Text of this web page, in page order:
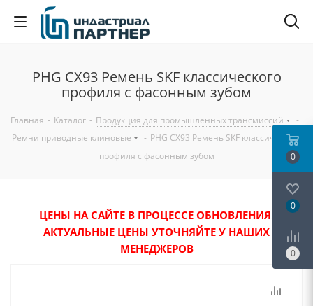
PHG CX93 Ремень SKF классического
профиля с фасонным зубом
Главная - Каталог - Продукция для промышленных трансмиссий
-
Ремни приводные клиновые
- PHG CX93 Ремень SKF классического
профиля с фасонным зубом
ЦЕНЫ НА САЙТЕ В ПРОЦЕССЕ ОБНОВЛЕНИЯ.
АКТУАЛЬНЫЕ ЦЕНЫ УТОЧНЯЙТЕ У НАШИХ
МЕНЕДЖЕРОВ
0
0
0